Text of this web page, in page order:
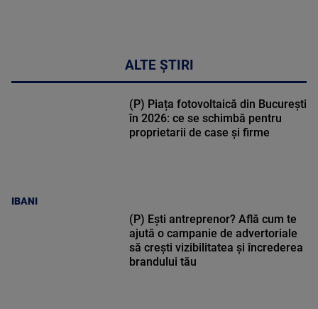
ALTE ȘTIRI
IBANI
(P) Piața fotovoltaică din București
în 2026: ce se schimbă pentru
proprietarii de case și firme
(P) Ești antreprenor? Află cum te
ajută o campanie de advertoriale
să crești vizibilitatea și încrederea
brandului tău